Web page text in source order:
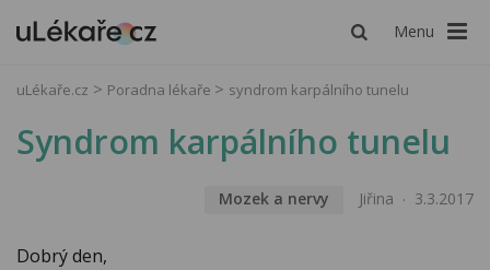
Menu
uLékaře.cz Poradna lékaře syndrom karpálního tunelu
Syndrom karpálního tunelu
Mozek a nervy Jiřina 3.3.2017
Dobrý den,